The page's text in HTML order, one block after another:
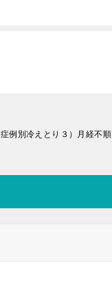
症例別冷えとり３）月経不順